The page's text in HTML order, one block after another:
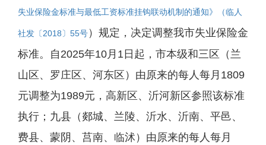
失业保险金标准与最低工资标准挂钩联动机制的通知》（临人
社发〔2018〕55号）规定，决定调整我市失业保险金
标准。自2025年10月1日起，市本级和三区（兰
山区、罗庄区、河东区）由原来的每人每月1809
元调整为1989元，高新区、沂河新区参照该标准
执行；九县（郯城、兰陵、沂水、沂南、平邑、
费县、蒙阴、莒南、临沭）由原来的每人每月